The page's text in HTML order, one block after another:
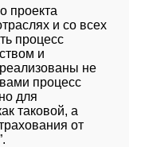
проекта
и со всех
процесс
и
не
процесс
для
таковой, а
от